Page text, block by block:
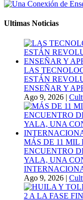
Ultimas Noticias
LAS
ESTÁN
ENSEÑAR Y
Ago 9, 2026 |
MÁS DE 11 MIL
ENCUENTRO
YALA, UNA
Ago 9, 2026 |